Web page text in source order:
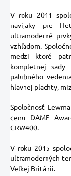
V roku 2011
navijaky pre
ultramoderné
vzhľadom.
medzi ktoré
kompletnej sady
palubného
hlavnej plachty,
Spoločnosť
cenu DAME
CRW400.
V roku 2015
ultramoderných
Veľkej Británii.